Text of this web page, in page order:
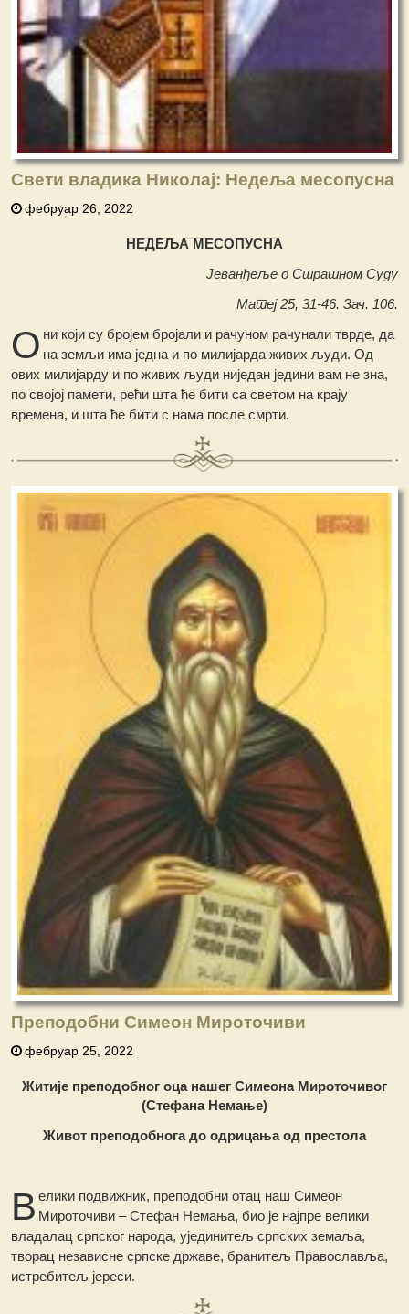
Свети владика Николај: Недеља месопусна
фебруар 26, 2022
НЕДЕЉА МЕСОПУСНА
Јеванђеље о Страшном Суду
Матеј 25, 31-46. Зач. 106.
О ни који су бројем бројали и рачуном рачунали тврде, да
на земљи има једна и по милијарда живих људи. Од
ових милијарду и по живих људи ниједан једини вам не зна,
по својој памети, рећи шта ће бити са светом на крају
времена, и шта ће бити с нама после смрти.
Преподобни Симеон Мироточиви
фебруар 25, 2022
Житије преподобног оца нашег Симеона Мироточивог
(Стефана Немање)
Живот преподобнога до одрицања од престола
В елики подвижник, преподобни отац наш Симеон
Мироточиви – Стефан Немања, био је најпре велики
владалац српског народа, ујединитељ српских земаља,
творац независне српске државе, бранитељ Православља,
истребитељ јереси.